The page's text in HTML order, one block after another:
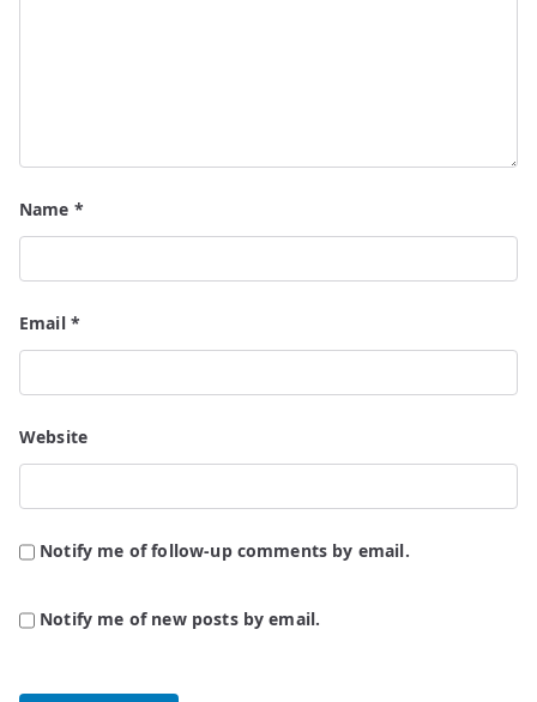
Name *
Email *
Website
Notify me of follow-up comments by email.
Notify me of new posts by email.